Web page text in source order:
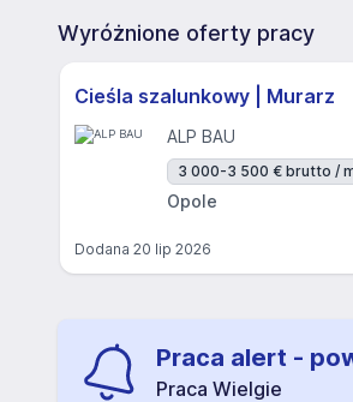
Wyróżnione oferty pracy
Cieśla szalunkowy | Murarz
ALP BAU
3 000-3 500 € brutto /
Opole
Dodana 20 lip 2026
Praca alert -
Praca Wielgie